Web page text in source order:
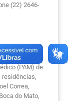
(22) 2646-
no
do
(PAM) de
residências,
Correa,
do Mato,